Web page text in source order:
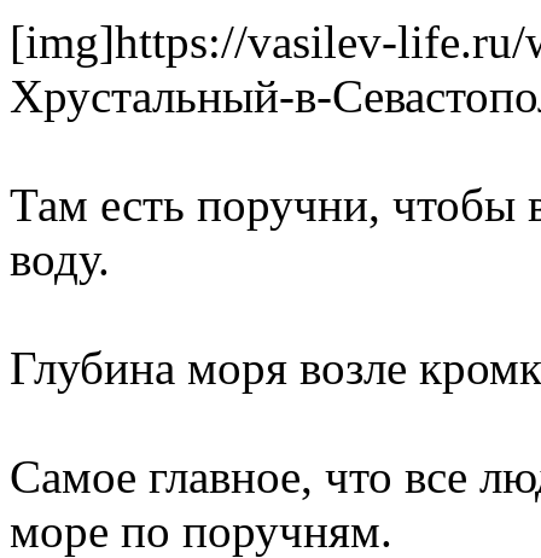
[img]https://vasilev-
Хрустальный-в-
Там есть поручни, чтобы
воду.
Глубина моря возле
Самое главное, что все
море по поручням.